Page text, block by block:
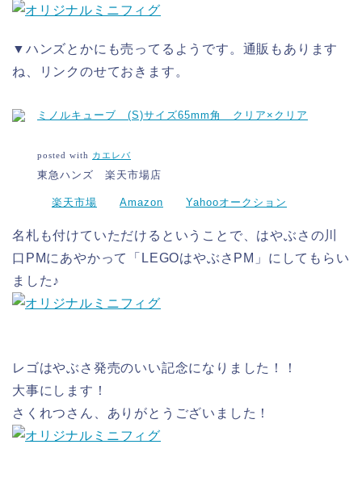
▼ハンズとかにも売ってるようです。通販もあります
ね、リンクのせておきます。
ミノルキューブ (S)サイズ65mm角 クリア×クリア
posted with カエレバ
東急ハンズ 楽天市場店
楽天市場 Amazon Yahooオークション
名札も付けていただけるということで、はやぶさの川
口PMにあやかって「LEGOはやぶさPM」にしてもらい
ました♪
レゴはやぶさ発売のいい記念になりました！！
大事にします！
さくれつさん、ありがとうございました！